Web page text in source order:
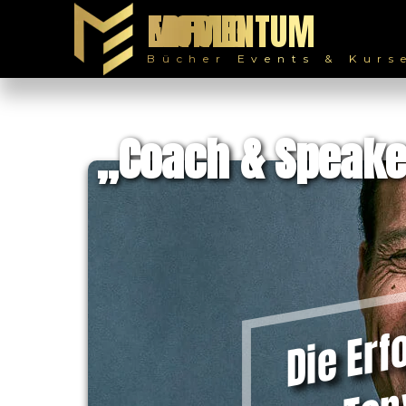
MOMENTUM ERFOLG
Bücher Events & Kurse
„Coach &